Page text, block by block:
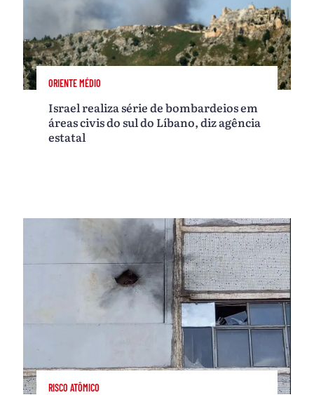
ORIENTE MÉDIO
Israel realiza série de bombardeios em
áreas civis do sul do Líbano, diz agência
estatal
RISCO ATÔMICO